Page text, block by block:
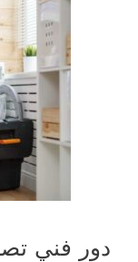
دور فني